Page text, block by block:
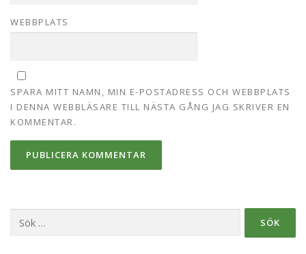
WEBBPLATS
SPARA MITT NAMN, MIN E-POSTADRESS OCH WEBBPLATS
I DENNA WEBBLÄSARE TILL NÄSTA GÅNG JAG SKRIVER EN
KOMMENTAR.
efter: